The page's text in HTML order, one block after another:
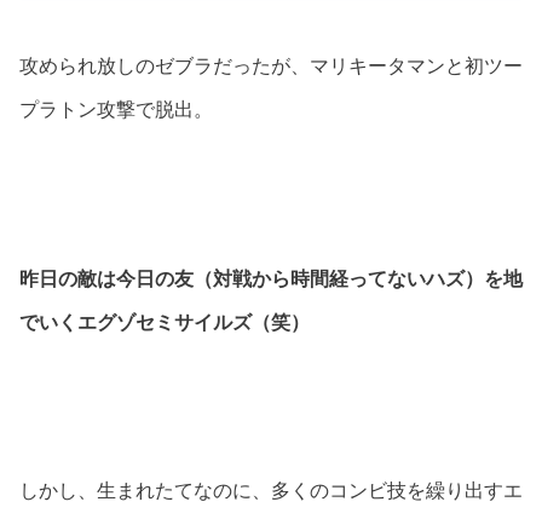
攻められ放しのゼブラだったが、マリキータマンと初ツー
プラトン攻撃で脱出。
昨日の敵は今日の友（対戦から時間経ってないハズ）を地
でいくエグゾセミサイルズ（笑）
しかし、生まれたてなのに、多くのコンビ技を繰り出すエ